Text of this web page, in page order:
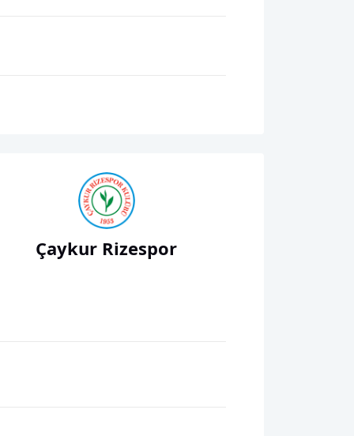
Çaykur Rizespor